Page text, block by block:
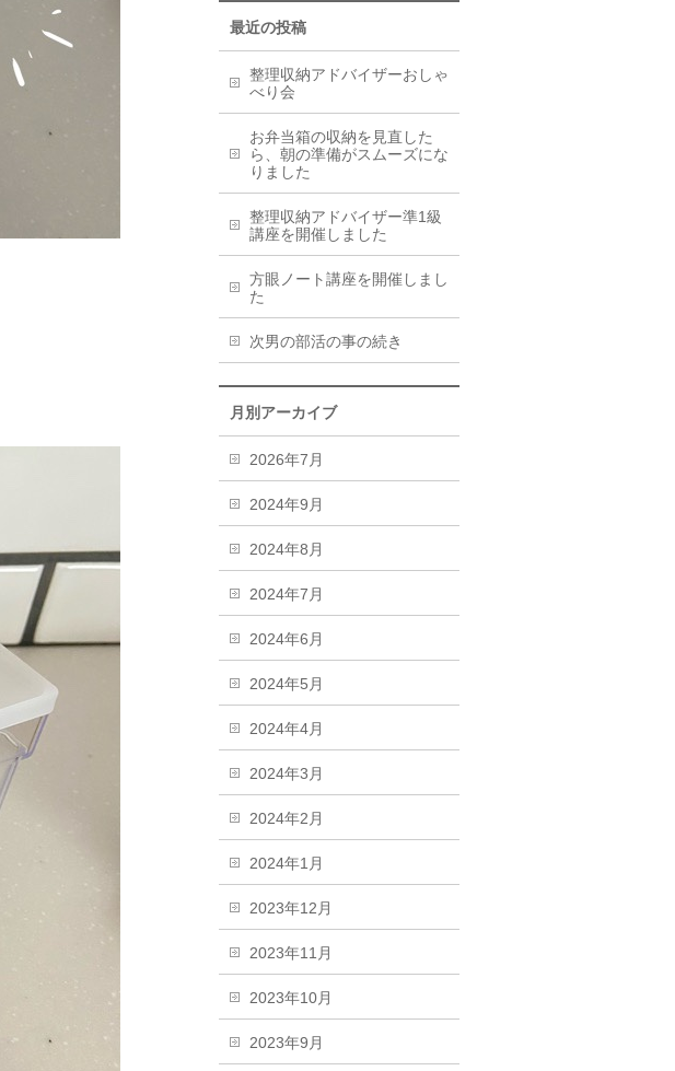
最近の投稿
整理収納アドバイザーおしゃ
べり会
お弁当箱の収納を見直した
ら、朝の準備がスムーズにな
りました
整理収納アドバイザー準1級
講座を開催しました
方眼ノート講座を開催しまし
た
次男の部活の事の続き
月別アーカイブ
2026年7月
2024年9月
2024年8月
2024年7月
2024年6月
2024年5月
2024年4月
2024年3月
2024年2月
2024年1月
2023年12月
2023年11月
2023年10月
2023年9月